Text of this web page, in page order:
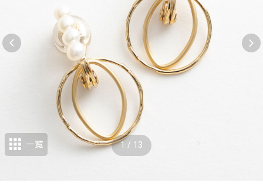
1 / 13
一覧